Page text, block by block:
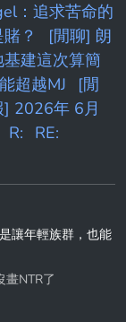
：追求苦命的
？
[閒聊] 朗
建這次算簡
超越MJ
[閒
] 2026年 6月
R:
RE:
讓年輕族群，也能
畫NTR了